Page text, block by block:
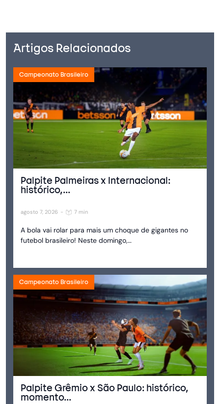
Artigos Relacionados
Campeonato Brasileiro
Palpite Palmeiras x Internacional:
histórico,...
agosto 7, 2026 - 7 min
A bola vai rolar para mais um choque de gigantes no
futebol brasileiro! Neste domingo,…
Campeonato Brasileiro
Palpite Grêmio x São Paulo: histórico,
momento...